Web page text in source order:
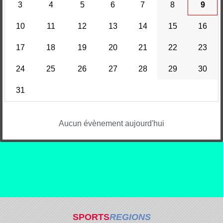
3 4 5 6 7 8 9
10 11 12 13 14 15 16
17 18 19 20 21 22 23
24 25 26 27 28 29 30
31
Aucun évènement aujourd'hui
SPORTSREGIONS